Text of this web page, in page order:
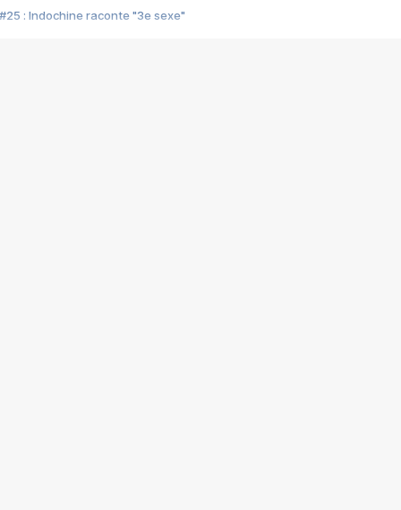
#25 : Indochine raconte "3e sexe"